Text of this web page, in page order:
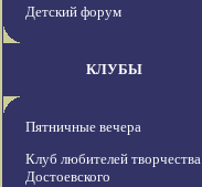
Детский форум
КЛУБЫ
Пятничные вечера
Клуб любителей творчества
Достоевского